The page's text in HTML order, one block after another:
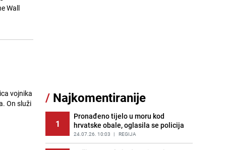
Wall
vojnika
On služi
jednostavan desert bez imalo muke
12
Tajna savršenog makedonskog
ajvara: Stari recept za kremast i
bogat okus
/ Najkomentiranije
1
Pronađeno tijelo u moru kod
hrvatske obale, oglasila se policija
24.07.26. 10:03 | REGIJA